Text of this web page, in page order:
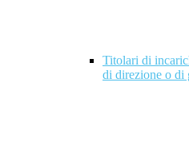
Titolari di
di direzione o di